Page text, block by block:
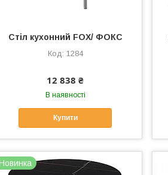
Стіл кухонний FOX/ ФОКС
1284
12 838 ₴
В наявності
Купити